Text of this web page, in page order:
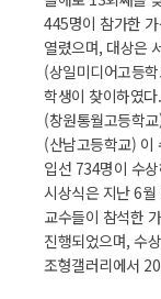
445명이 참가한
열렸으며, 대상은
(상일미디어고등
학생이 찾이하였
(창원통월고등학
(산남고등학교) 이
입선 734명이 수
시상식은 지난 6
교수들이 참석한
진행되었으며, 수
조형갤러리에서